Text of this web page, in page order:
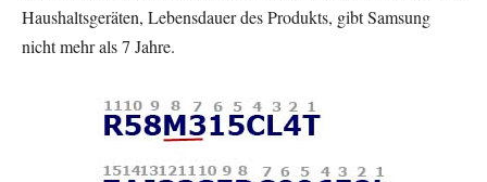
Haushaltsgeräten, Lebensdauer des Produkts, gibt Samsung
nicht mehr als 7 Jahre.